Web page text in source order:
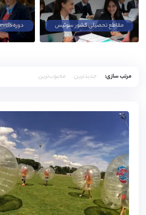
مقاطع تحصیلی کشور سوئیس دوره A-Levels در کشور انگلستان
مرتب سازی: جدیدترین محبوب‌ترین